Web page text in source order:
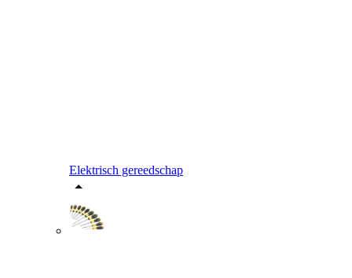
Elektrisch gereedschap